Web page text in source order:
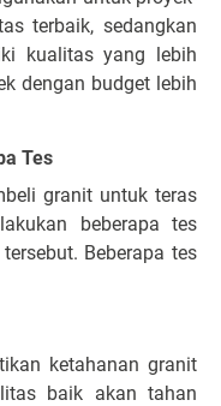
terbaik, sedangkan
kualitas yang lebih
dengan budget lebih
Tes
granit untuk teras
beberapa tes
Beberapa tes
ketahanan granit
baik akan tahan